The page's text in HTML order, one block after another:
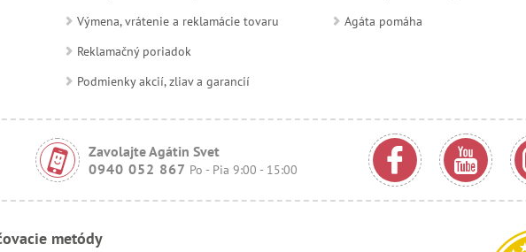
Výmena, vrátenie a reklamácie tovaru
Reklamačný poriadok
Podmienky akcií, zliav a garancií
Agáta pomáha
Zavolajte Agátin Svet
0940 052 867 Po - Pia 9:00 - 15:00
metódy